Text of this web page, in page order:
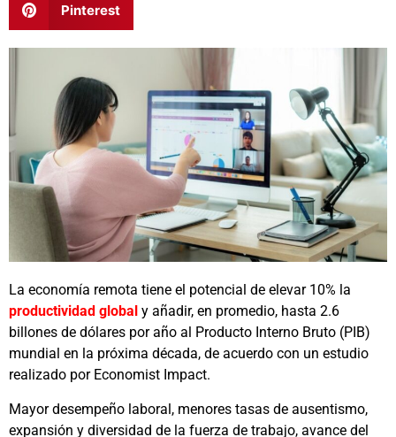
Pinterest
La economía remota tiene el potencial de elevar 10% la
productividad global y añadir, en promedio, hasta 2.6
billones de dólares por año al Producto Interno Bruto (PIB)
mundial en la próxima década, de acuerdo con un estudio
realizado por Economist Impact.
Mayor desempeño laboral, menores tasas de ausentismo,
expansión y diversidad de la fuerza de trabajo, avance del